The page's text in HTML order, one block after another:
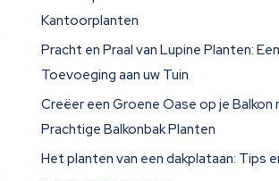
Kantoorplanten
Pracht en Praal van Lupine Planten:
Toevoeging aan uw Tuin
Creëer een Groene Oase op je Balkon
Prachtige Balkonbak Planten
Het planten van een dakplataan: Tips